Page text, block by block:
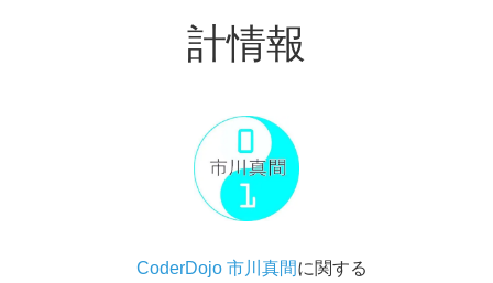
計情報
CoderDojo 市川真間に関する